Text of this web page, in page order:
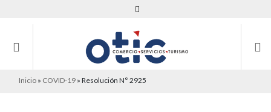
Inicio » COVID-19 » Resolución N° 2925